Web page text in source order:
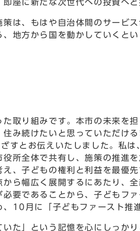
座に新たな次世代への投資へと
は、もはや自治体間のサービ
地方から国を動かしていくと
取り組みです。本市の未来を
み続けたいと思っていただけ
すとお伝えいたしました。私
所全体で共有し、施策の推進
、子どもの権利と利益を最優
ら幅広く展開するにあたり、
要であることから、子どもフ
10月に「子どもファースト推
た」という記憶を心にしっか